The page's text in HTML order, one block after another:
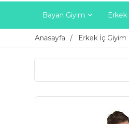
Bayan Giyim
Anasayfa Erkek İç Giyim
2200 TL